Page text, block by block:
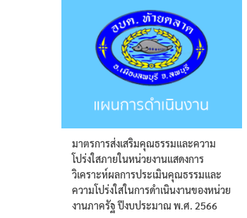
มาตรการส่งเสริมคุณธรรมและความ
โปร่งใสภายในหน่วยงานแสดงการ
วิเคราะห์ผลการประเมินคุณธรรมและ
ความโปร่งใสในการดำเนินงานของหน่วย
งานภาครัฐ ปีงบประมาณ พ.ศ. 2566